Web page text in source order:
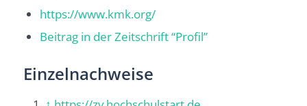
https://www.kmk.org/
Beitrag in der Zeitschrift “Profil”
Einzelnachweise